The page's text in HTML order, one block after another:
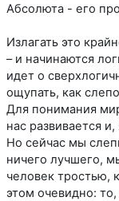
Абсолюта - его
Излагать это
– и начинаются
идет о
ощупать, как
Для понимания
нас развивается
Но сейчас мы
ничего лучшего,
человек тростью,
этом очевидно: